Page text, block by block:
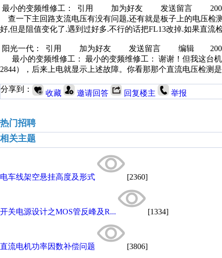
最小的变频维修工： 引用 加为好友 发送留言 2007-
查一下主回路支流电压有没有问题,还有就是板子上的电压检
好,但是阻值变化了.遇到过好多.不行的话把FL13改掉.如果直流
阳光一代： 引用 加为好友 发送留言 编辑 2007-
最小的变频维修工： 最小的变频维修工： 谢谢！但我这台
2844），后来上电就显示上述故障。你看那那个直流电压检测
分享到： 收藏 邀请回答 回复楼主 举报
热门招聘
相关主题
电车线架空悬挂高度及形式 [2360]
开关电源设计之MOS管反峰及R... [1334]
直流电机功率因数补偿问题 [3806]